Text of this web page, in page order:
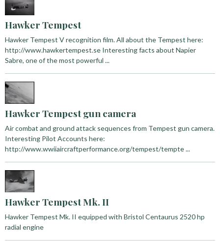
Hawker Tempest
Hawker Tempest V recognition film. All about the Tempest here:
http://www.hawkertempest.se Interesting facts about Napier
Sabre, one of the most powerful ...
Hawker Tempest gun camera
Air combat and ground attack sequences from Tempest gun camera.
Interesting Pilot Accounts here:
http://www.wwiiaircraftperformance.org/tempest/tempte ...
Hawker Tempest Mk. II
Hawker Tempest Mk. II equipped with Bristol Centaurus 2520 hp
radial engine